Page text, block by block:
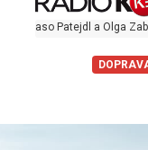
Patejdl a Olga Zablacka -